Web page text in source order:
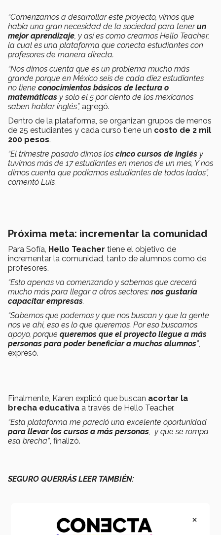
“Comenzamos a desarrollar este proyecto, vimos que
había una gran necesidad de la sociedad para tenerun
mejor aprendizaje , y así es como creamos Hello Teacher,
la cual es una plataforma que conecta estudiantes con
profesores de manera directa.
“Nos dimos cuenta que es un problema mucho más
grande porque en México seis de cada diez estudiantes
no tiene conocimientos básicos de lectura o
matemáticas y solo el 5 por ciento de los mexicanos
saben hablar inglés”, agregó.
Dentro de la plataforma, se organizan grupos de menos
de 25 estudiantes y cada curso tiene un costo de 2 mil
200 pesos.
“El trimestre pasado dimos los cinco cursos de inglés y
tuvimos más de 17 estudiantes en menos de un mes, Y nos
dimos cuenta que podíamos estudiantes de todos lados”,
comentó Luis.
Próxima meta: incrementar la comunidad
Para Sofía, Hello Teacher tiene el objetivo de
incrementar la comunidad, tanto de alumnos como de
profesores.
“Esto apenas va comenzando y sabemos que crecerá
mucho más para llegar a otros sectores: nos gustaría
capacitar empresas.
“Sabemos que podemos y que nos buscan y que la gente
nos ve ahí, eso es lo que queremos. Por eso buscamos
apoyo, porque queremos que el proyecto llegue a más
personas para poder beneficiar a muchos alumnos”,
expresó.
Finalmente, Karen explicó que buscan acortar la
brecha educativa a través de Hello Teacher.
“Esta plataforma me pareció una excelente oportunidad
para llevar los cursos a más personas , y que se rompa
esa brecha”, finalizó.
SEGURO QUERRÁS LEER TAMBIÉN:
×